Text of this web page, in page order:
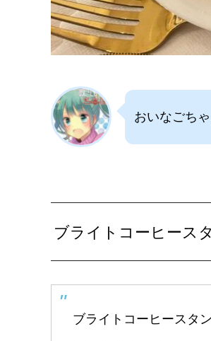
おいなごち
ブライトコーヒース
ブライトコーヒースタ